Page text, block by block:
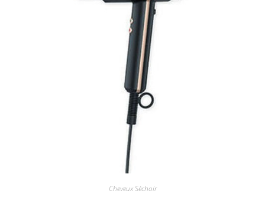
Cheveux Sèchoir